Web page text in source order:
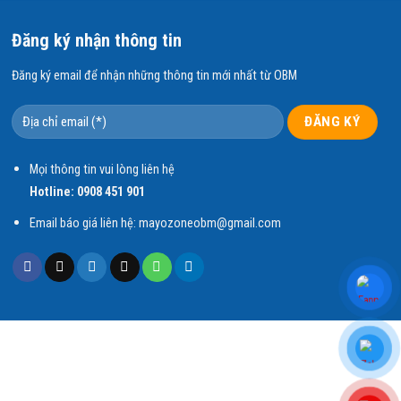
độc – khử
lượng
Đăng ký nhận thông tin
Đăng ký email để nhận những thông tin mới nhất từ OBM
Mọi thông tin vui lòng liên hệ
Hotline: 0908 451 901
Email báo giá liên hệ: mayozoneobm@gmail.com